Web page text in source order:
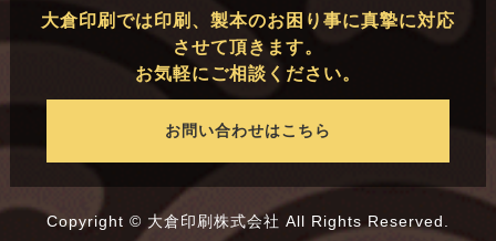
大倉印刷では印刷、製本のお困り事に真摯に対応
させて頂きます。
お気軽にご相談ください。
お問い合わせはこちら
Copyright © 大倉印刷株式会社 All Rights Reserved.